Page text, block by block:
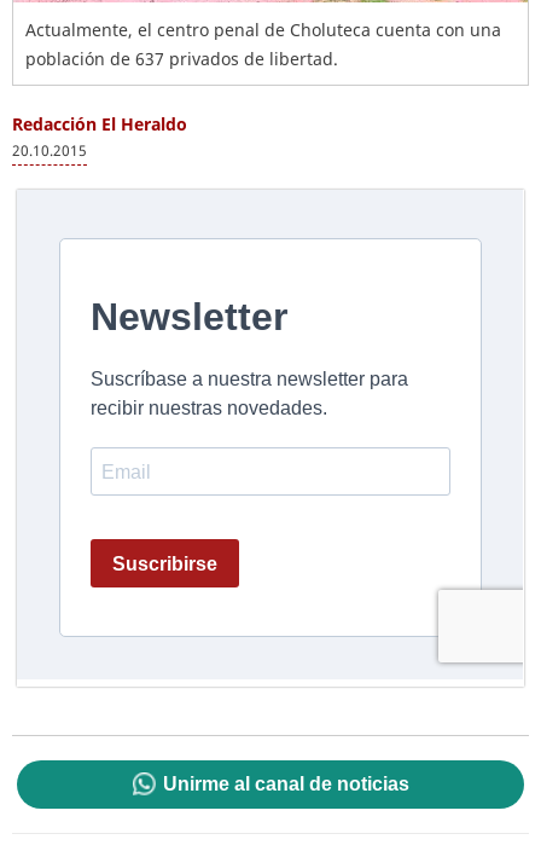
Actualmente, el centro penal de Choluteca cuenta con una
población de 637 privados de libertad.
Redacción El Heraldo
20.10.2015
Unirme al canal de noticias